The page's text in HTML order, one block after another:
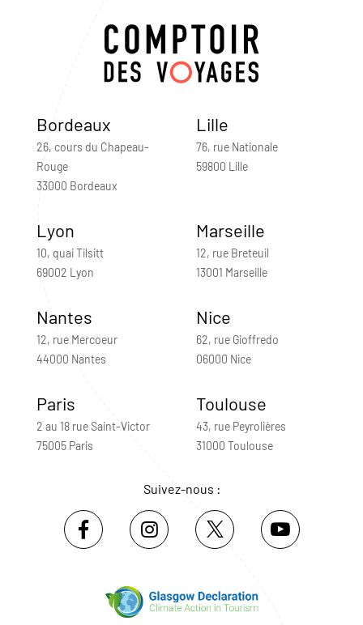
Bordeaux
26, cours du Chapeau-
Rouge
33000 Bordeaux
Lille
76, rue Nationale
59800 Lille
Lyon
10, quai Tilsitt
69002 Lyon
Marseille
12, rue Breteuil
13001 Marseille
Nantes
12, rue Mercoeur
44000 Nantes
Nice
62, rue Gioffredo
06000 Nice
Paris
2 au 18 rue Saint-Victor
75005 Paris
Toulouse
43, rue Peyrolières
31000 Toulouse
Suivez-nous :